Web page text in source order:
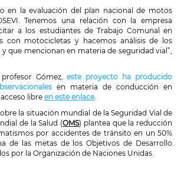
en la evaluación del plan nacional de motos
Tenemos una relación con la empresa
a los estudiantes de Trabajo Comunal en
con motocicletas y hacemos análisis de los
que mencionan en materia de seguridad vial”,
Gómez,este proyecto ha producido
en materia de conducción en
libre en este enlace.
la situación mundial de la Seguridad Vial de
de la Salud (OMS) plantea que la reducción
por accidentes de tránsito en un 50%
de las metas de los Objetivos de Desarrollo
por la Organización de Naciones Unidas.